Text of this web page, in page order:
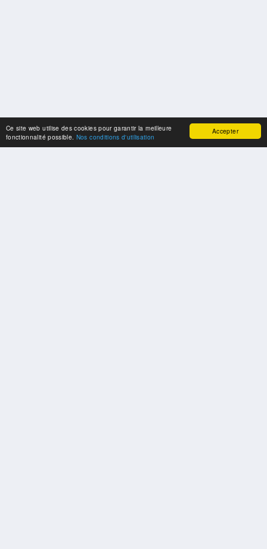
Accepter
Ce site web utilise des cookies pour garantir la meilleure
fonctionnalité possible. Nos conditions d'utilisation